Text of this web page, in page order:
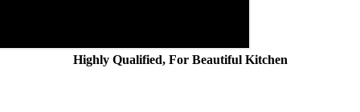
Highly Qualified, For Beautiful Kitchen